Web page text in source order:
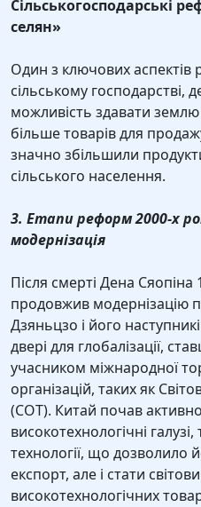
Сільськогосподарські
селян»
Один з ключових
сільському
можливість здавати
більше товарів для
значно збільшили
сільського населення.
3. Етапи реформ 2000-х
модернізація
Після смерті Дена Сяопіна
продовжив модернізацію
Дзяньцзо і його
двері для глобалізації,
учасником міжнародної
організацій, таких як
(СОТ). Китай почав
високотехнологічні
технології, що дозволило
експорт, але і стати
високотехнологічних